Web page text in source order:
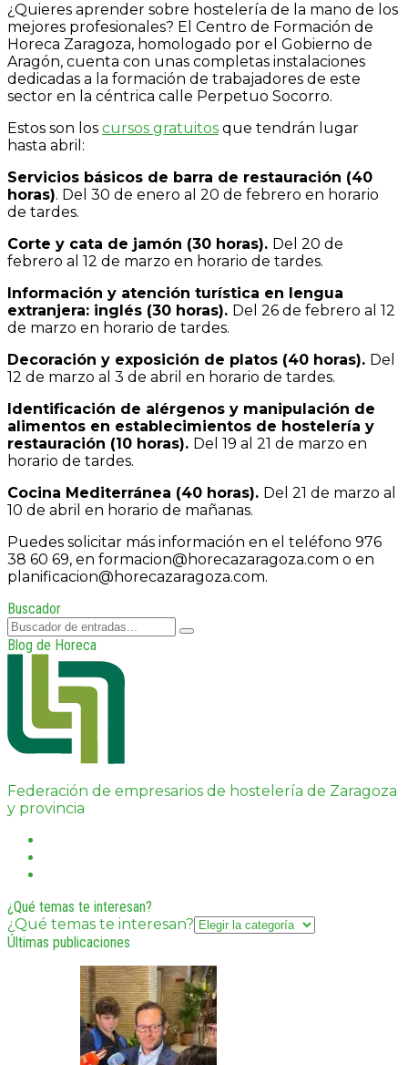
¿Quieres aprender sobre hostelería de la mano de los
mejores profesionales? El Centro de Formación de
Horeca Zaragoza, homologado por el Gobierno de
Aragón, cuenta con unas completas instalaciones
dedicadas a la formación de trabajadores de este
sector en la céntrica calle Perpetuo Socorro.
Estos son los cursos gratuitos que tendrán lugar
hasta abril:
Servicios básicos de barra de restauración (40
horas). Del 30 de enero al 20 de febrero en horario
de tardes.
Corte y cata de jamón (30 horas). Del 20 de
febrero al 12 de marzo en horario de tardes.
Información y atención turística en lengua
extranjera: inglés (30 horas). Del 26 de febrero al 12
de marzo en horario de tardes.
Decoración y exposición de platos (40 horas). Del
12 de marzo al 3 de abril en horario de tardes.
Identificación de alérgenos y manipulación de
alimentos en establecimientos de hostelería y
restauración (10 horas). Del 19 al 21 de marzo en
horario de tardes.
Cocina Mediterránea (40 horas). Del 21 de marzo al
10 de abril en horario de mañanas.
Puedes solicitar más información en el teléfono 976
38 60 69, en formacion@horecazaragoza.com o en
planificacion@horecazaragoza.com.
Buscador
Blog de Horeca
Federación de empresarios de hostelería de Zaragoza
y provincia
¿Qué temas te interesan?
¿Qué temas te interesan?
Últimas publicaciones